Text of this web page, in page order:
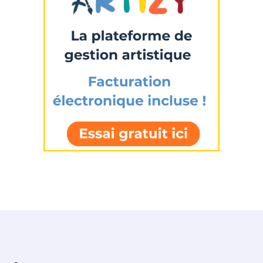
J'accepte lestermes et conditions
* Champ obligatoire